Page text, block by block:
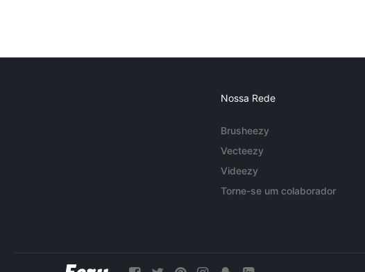
Nossa Rede
Brusheezy
Vecteezy
Videezy
Torne-se um colaborador